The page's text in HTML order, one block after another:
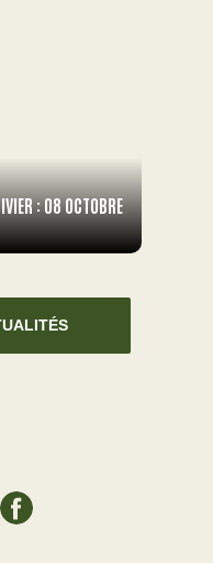
: 08 OCTOBRE